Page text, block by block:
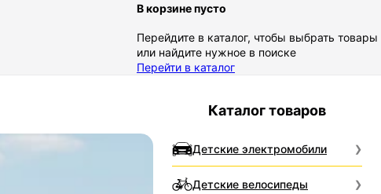
В корзине пусто
Перейдите в каталог, чтобы выбрать товары
или найдите нужное в поиске
Перейти в каталог
Каталог товаров
Детские электромобили
Детские велосипеды